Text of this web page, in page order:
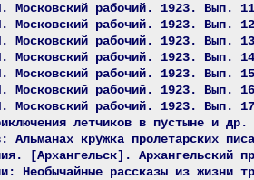
Московский рабочий. 1923. Вып.
Московский рабочий. 1923. Вып.
Московский рабочий. 1923. Вып.
Московский рабочий. 1923. Вып.
Московский рабочий. 1923. Вып.
Московский рабочий. 1923. Вып.
Московский рабочий. 1923. Вып.
летчиков в пустыне и
Альманах кружка пролетарских
[Архангельск]. Архангельский
Необычайные рассказы из